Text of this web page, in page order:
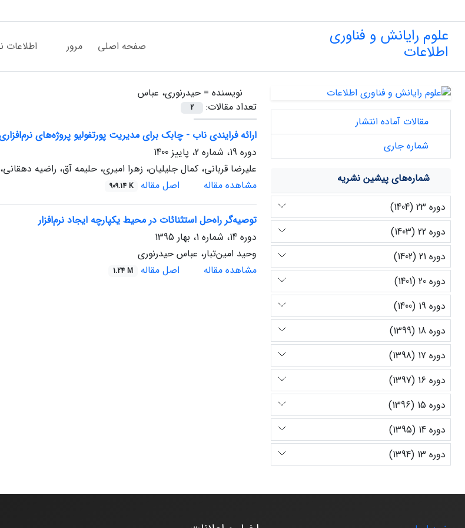
علوم رایانش و فناوری
اطلاعات صفحه اصلی مرور اطلاعات
نویسنده = حیدرنوری، عباس
تعداد مقالات:
2
ارائه فرایندی ناب - چابک برای مدیریت پورتفولیو پروژه‌های
دوره 19، شماره 2، پاییز 1400
علیرضا قربانی، کمال جلیلیان، زهرا امیری، حلیمه آق، راضیه
مشاهده مقاله
اصل مقاله 909.14 K
توصیه‌گر راه‌حل استثنائات در محیط یکپارچه ایجاد نرم‌افزار
دوره 14، شماره 1، بهار 1395
وحید امین‌تبار، عباس حیدرنوری
مشاهده مقاله
اصل مقاله 1.24 M
مقالات آماده انتشار
شماره جاری
شماره‌های پیشین نشریه
دوره 23 (1404)
دوره 22 (1403)
دوره 21 (1402)
دوره 20 (1401)
دوره 19 (1400)
دوره 18 (1399)
دوره 17 (1398)
دوره 16 (1397)
دوره 15 (1396)
دوره 14 (1395)
دوره 13 (1394)